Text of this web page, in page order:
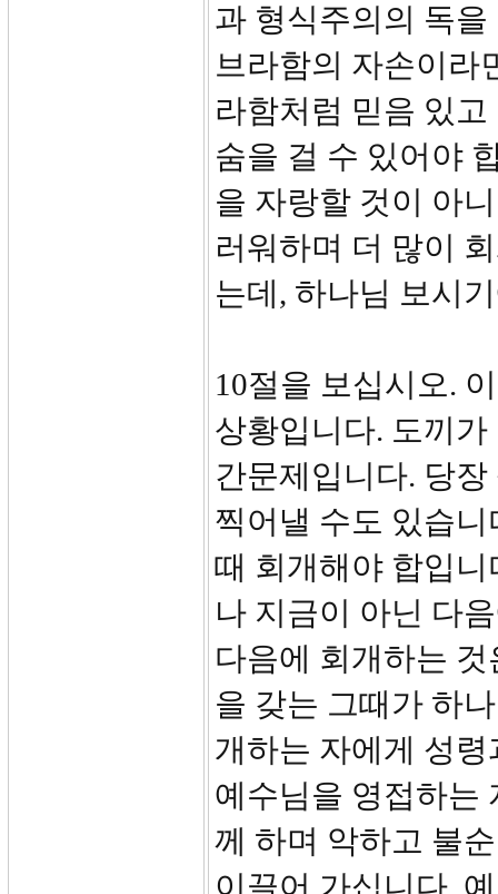
과 형식주의의 독
브라함의 자손이라
라함처럼 믿음 있
숨을 걸 수 있어야
을 자랑할 것이 아
러워하며 더 많이
는데, 하나님 보시
10절을 보십시오.
상황입니다. 도끼
간문제입니다. 당
찍어낼 수도 있습
때 회개해야 합입니
나 지금이 아닌 다
다음에 회개하는
을 갖는 그때가 하
개하는 자에게 성
예수님을 영접하는
께 하며 악하고 불
이끌어 가십니다.